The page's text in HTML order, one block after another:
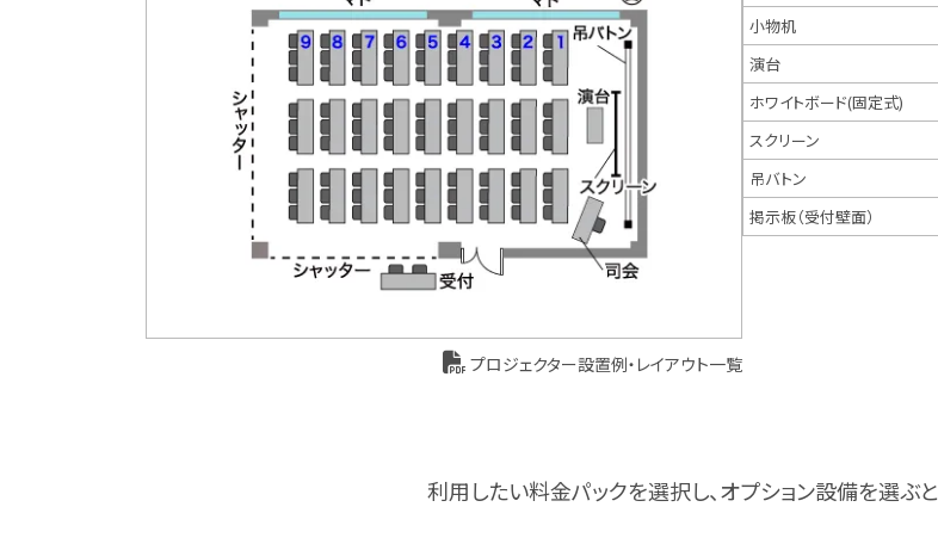
プロジェクター設置例・レイアウト一覧
小物机
演台
ホワイトボード(固定式)
スクリーン
吊バトン
掲示板（受付壁面）
利用したい料金パックを選択し、オプション設備を選ぶと